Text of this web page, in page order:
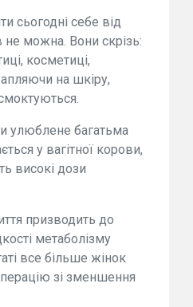
сьогодні себе від
можна. Вони скрізь:
косметиці,
на шкіру,
улюблене багатьма
у вагітної корови,
високі дози
призводить до
метаболізму
все більше жінок
зі зменшення